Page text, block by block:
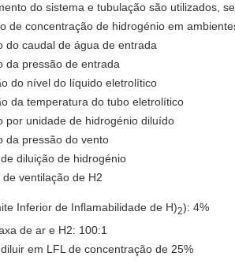
do sistema e tubulação são utilizados,
de concentração de hidrogénio em
do caudal de água de entrada
da pressão de entrada
do nível do líquido eletrolítico
da temperatura do tubo eletrolítico
por unidade de hidrogénio diluído
da pressão do vento
diluição de hidrogénio
de ventilação de H2
Inferior de Inflamabilidade de H)2): 4%
de ar e H2: 100:1
em LFL de concentração de 25%